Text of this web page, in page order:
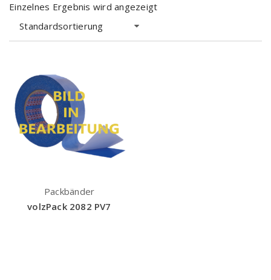
Einzelnes Ergebnis wird angezeigt
Standardsortierung
Packbänder
volzPack 2082 PV7